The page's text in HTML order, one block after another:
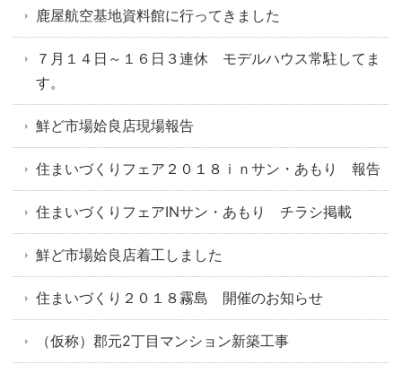
鹿屋航空基地資料館に行ってきました
７月１４日～１６日３連休 モデルハウス常駐してま
す。
鮮ど市場姶良店現場報告
住まいづくりフェア２０１８ｉｎサン・あもり 報告
住まいづくりフェアINサン・あもり チラシ掲載
鮮ど市場姶良店着工しました
住まいづくり２０１８霧島 開催のお知らせ
（仮称）郡元2丁目マンション新築工事